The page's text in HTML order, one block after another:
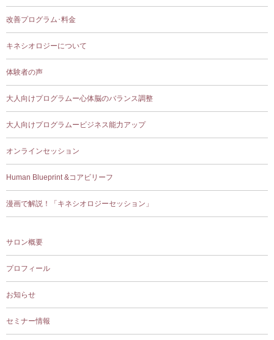
改善プログラム･料金
キネシオロジーについて
体験者の声
大人向けプログラムー心体脳のバランス調整
大人向けプログラムービジネス能力アップ
オンラインセッション
Human Blueprint &コアビリーフ
漫画で解説！「キネシオロジーセッション」
サロン概要
プロフィール
お知らせ
セミナー情報